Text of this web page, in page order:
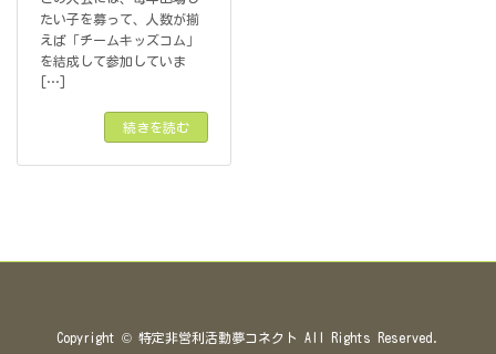
たい子を募って、人数が揃
えば「チームキッズコム」
を結成して参加していま
[…]
続きを読む
Copyright © 特定非営利活動夢コネクト All Rights Reserved.